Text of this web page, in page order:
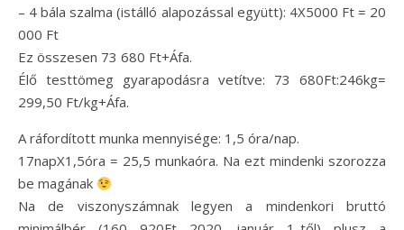
– 4 bála szalma (istálló alapozással együtt): 4X5000 Ft = 20
000 Ft
Ez összesen 73 680 Ft+Áfa.
Élő testtömeg gyarapodásra vetítve: 73 680Ft:246kg=
299,50 Ft/kg+Áfa.
A ráfordított munka mennyisége: 1,5 óra/nap.
17napX1,5óra = 25,5 munkaóra. Na ezt mindenki szorozza
be magának
Na de viszonyszámnak legyen a mindenkori bruttó